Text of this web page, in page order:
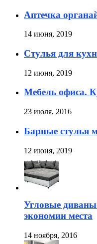
Аптечка
14 июня, 2019
Стулья для
12 июня, 2019
Мебель офиса.
23 июля, 2016
Барные стулья
12 июня, 2019
Угловые
экономии места
14 ноября, 2016